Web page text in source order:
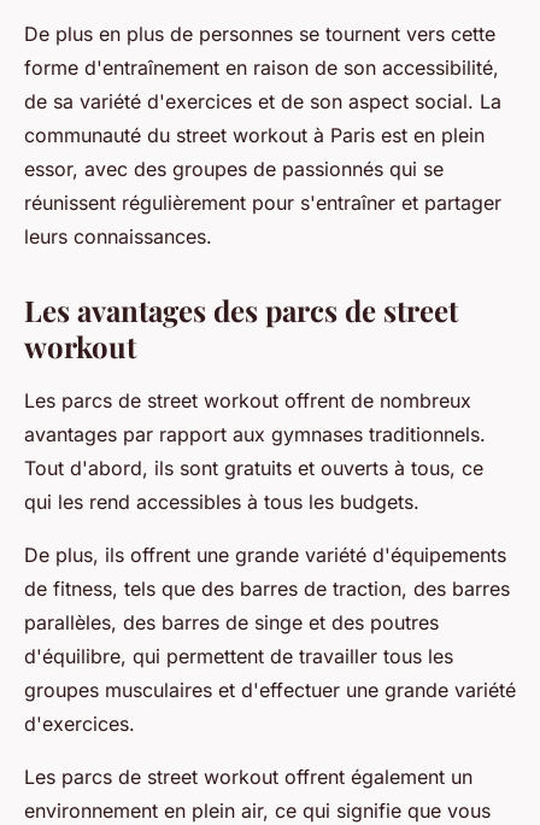
De plus en plus de personnes se tournent vers cette
forme d'entraînement en raison de son accessibilité,
de sa variété d'exercices et de son aspect social. La
communauté du street workout à Paris est en plein
essor, avec des groupes de passionnés qui se
réunissent régulièrement pour s'entraîner et partager
leurs connaissances.
Les avantages des parcs de street
workout
Les parcs de street workout offrent de nombreux
avantages par rapport aux gymnases traditionnels.
Tout d'abord, ils sont gratuits et ouverts à tous, ce
qui les rend accessibles à tous les budgets.
De plus, ils offrent une grande variété d'équipements
de fitness, tels que des barres de traction, des barres
parallèles, des barres de singe et des poutres
d'équilibre, qui permettent de travailler tous les
groupes musculaires et d'effectuer une grande variété
d'exercices.
Les parcs de street workout offrent également un
environnement en plein air, ce qui signifie que vous